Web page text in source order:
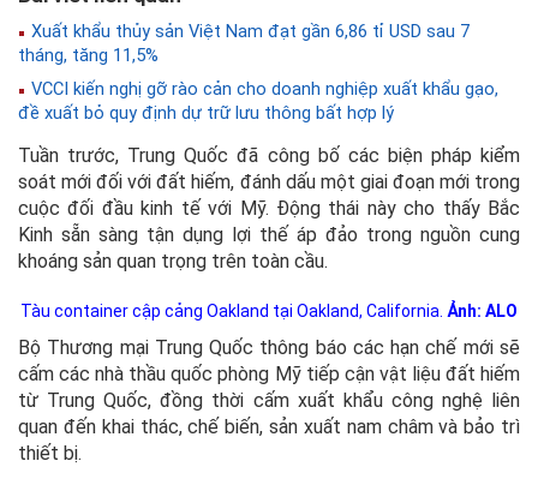
Xuất khẩu thủy sản Việt Nam đạt gần 6,86 tỉ USD sau 7
tháng, tăng 11,5%
VCCI kiến nghị gỡ rào cản cho doanh nghiệp xuất khẩu gạo,
đề xuất bỏ quy định dự trữ lưu thông bất hợp lý
Tuần trước, Trung Quốc đã công bố các biện pháp kiểm
soát mới đối với đất hiếm, đánh dấu một giai đoạn mới trong
cuộc đối đầu kinh tế với Mỹ. Động thái này cho thấy Bắc
Kinh sẵn sàng tận dụng lợi thế áp đảo trong nguồn cung
khoáng sản quan trọng trên toàn cầu.
Tàu container cập cảng Oakland tại Oakland, California. Ảnh: ALO
Bộ Thương mại Trung Quốc thông báo các hạn chế mới sẽ
cấm các nhà thầu quốc phòng Mỹ tiếp cận vật liệu đất hiếm
từ Trung Quốc, đồng thời cấm xuất khẩu công nghệ liên
quan đến khai thác, chế biến, sản xuất nam châm và bảo trì
thiết bị.